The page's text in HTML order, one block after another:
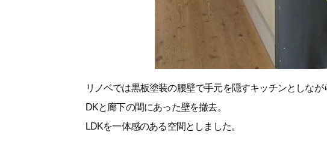
リノベでは黒板塗装の腰壁で手元を隠すキッチンとしな
DKと廊下の間にあった壁を撤去。
LDKを一体感のある空間としました。